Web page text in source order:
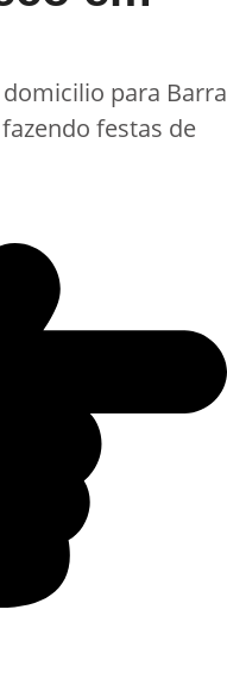
para Barra
festas de